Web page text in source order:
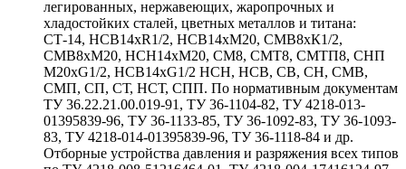
легированных, нержавеющих, жаропрочных и
хладостойких сталей, цветных металлов и титана:
СТ-14, НСВ14хR1/2, НСВ14хМ20, СМВ8хК1/2,
СМВ8хМ20, НСН14хМ20, СМ8, СМТ8, СМТП8, СНП
М20хG1/2, НСВ14хG1/2 НСН, НСВ, СВ, СН, СМВ,
СМП, СП, СТ, НСТ, СПП. По нормативным документам
ТУ 36.22.21.00.019-91, ТУ 36-1104-82, ТУ 4218-013-
01395839-96, ТУ 36-1133-85, ТУ 36-1092-83, ТУ 36-1093-
83, ТУ 4218-014-01395839-96, ТУ 36-1118-84 и др.
Отборные устройства давления и разряжения всех типов